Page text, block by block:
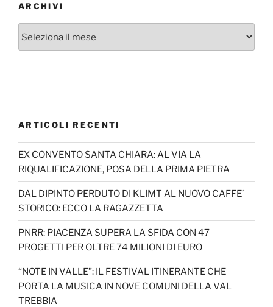
ARCHIVI
ARTICOLI RECENTI
EX CONVENTO SANTA CHIARA: AL VIA LA
RIQUALIFICAZIONE, POSA DELLA PRIMA PIETRA
DAL DIPINTO PERDUTO DI KLIMT AL NUOVO CAFFE’
STORICO: ECCO LA RAGAZZETTA
PNRR: PIACENZA SUPERA LA SFIDA CON 47
PROGETTI PER OLTRE 74 MILIONI DI EURO
“NOTE IN VALLE”: IL FESTIVAL ITINERANTE CHE
PORTA LA MUSICA IN NOVE COMUNI DELLA VAL
TREBBIA